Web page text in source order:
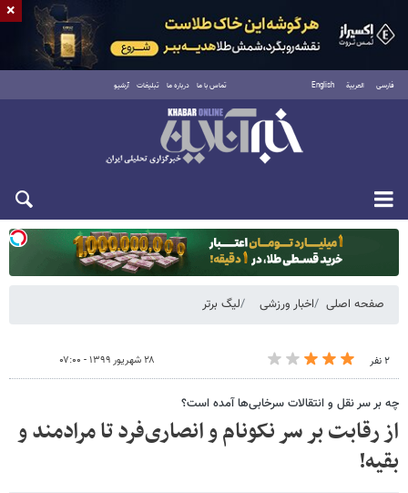
فارسی العربية English تماس با ما درباره ما تبلیغات آرشیو
یکشنبه ۱۸ مرداد ۱۴۰۵
صفحه اصلی اخبار ورزشی لیگ برتر
۲ نفر ۲۸ شهریور ۱۳۹۹ - ۰۷:۰۰
چه بر سر نقل و انتقالات سرخابی‌ها آمده است؟
از رقابت بر سر نکونام و انصاری‌فرد تا مرادمند و
بقیه!
×